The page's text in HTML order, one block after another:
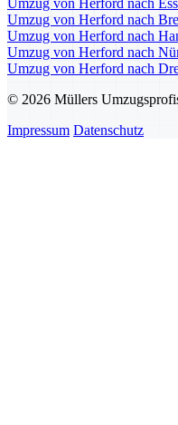
Umzug von Herford nach
Umzug von Herford nach
Umzug von Herford nach
Umzug von Herford nach
Umzug von Herford nach
© 2026 Müllers
Impressum Datenschutz